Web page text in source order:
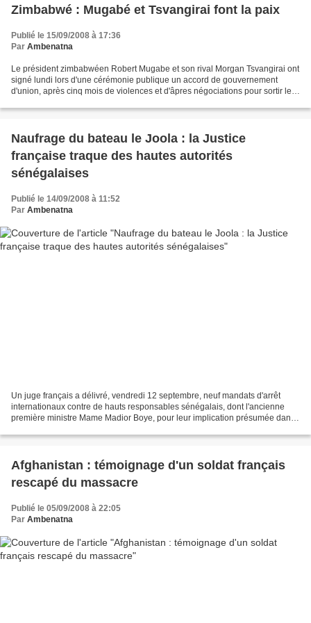
Zimbabwé : Mugabé et Tsvangirai font la paix
Publié le 15/09/2008 à 17:36
Par Ambenatna
Le président zimbabwéen Robert Mugabe et son rival Morgan Tsvangirai ont
signé lundi lors d'une cérémonie publique un accord de gouvernement
d'union, après cinq mois de violences et d'âpres négociations pour sortir le
Naufrage du bateau le Joola : la Justice
française traque des hautes autorités
sénégalaises
Publié le 14/09/2008 à 11:52
Par Ambenatna
Un juge français a délivré, vendredi 12 septembre, neuf mandats d'arrêt
internationaux contre de hauts responsables sénégalais, dont l'ancienne
première ministre Mame Madior Boye, pour leur implication présumée dans
Afghanistan : témoignage d'un soldat français
rescapé du massacre
Publié le 05/09/2008 à 22:05
Par Ambenatna